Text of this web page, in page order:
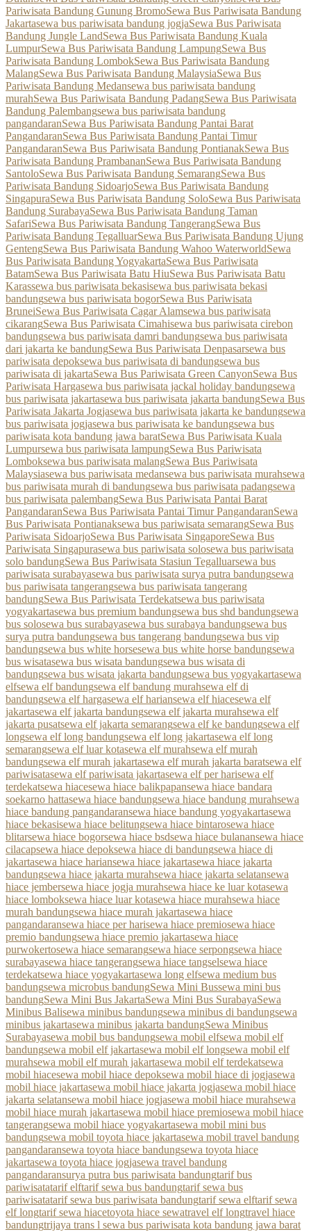
Pariwisata Bandung Gunung BromoSewa Bus Pariwisata Bandung
Jakartasewa bus pariwisata bandung jogjaSewa Bus Pariwisata
Bandung Jungle LandSewa Bus Pariwisata Bandung Kuala
LumpurSewa Bus Pariwisata Bandung LampungSewa Bus
Pariwisata Bandung LombokSewa Bus Pariwisata Bandung
MalangSewa Bus Pariwisata Bandung MalaysiaSewa Bus
Pariwisata Bandung Medansewa bus pariwisata bandung
murahSewa Bus Pariwisata Bandung PadangSewa Bus Pariwisata
Bandung Palembangsewa bus pariwisata bandung
pangandaranSewa Bus Pariwisata Bandung Pantai Barat
PangandaranSewa Bus Pariwisata Bandung Pantai Timur
PangandaranSewa Bus Pariwisata Bandung PontianakSewa Bus
Pariwisata Bandung PrambananSewa Bus Pariwisata Bandung
SantoloSewa Bus Pariwisata Bandung SemarangSewa Bus
Pariwisata Bandung SidoarjoSewa Bus Pariwisata Bandung
SingapuraSewa Bus Pariwisata Bandung SoloSewa Bus Pariwisata
Bandung SurabayaSewa Bus Pariwisata Bandung Taman
SafariSewa Bus Pariwisata Bandung TangerangSewa Bus
Pariwisata Bandung TegalluarSewa Bus Pariwisata Bandung Ujung
GentengSewa Bus Pariwisata Bandung Wahoo WaterworldSewa
Bus Pariwisata Bandung YogyakartaSewa Bus Pariwisata
BatamSewa Bus Pariwisata Batu HiuSewa Bus Pariwisata Batu
Karassewa bus pariwisata bekasisewa bus pariwisata bekasi
bandungsewa bus pariwisata bogorSewa Bus Pariwisata
BruneiSewa Bus Pariwisata Cagar Alamsewa bus pariwisata
cikarangSewa Bus Pariwisata Cimahisewa bus pariwisata cirebon
bandungsewa bus pariwisata damri bandungsewa bus pariwisata
dari jakarta ke bandungSewa Bus Pariwisata Denpasarsewa bus
pariwisata depoksewa bus pariwisata di bandungsewa bus
pariwisata di jakartaSewa Bus Pariwisata Green CanyonSewa Bus
Pariwisata Hargasewa bus pariwisata jackal holiday bandungsewa
bus pariwisata jakartasewa bus pariwisata jakarta bandungSewa Bus
Pariwisata Jakarta Jogjasewa bus pariwisata jakarta ke bandungsewa
bus pariwisata jogjasewa bus pariwisata ke bandungsewa bus
pariwisata kota bandung jawa baratSewa Bus Pariwisata Kuala
Lumpursewa bus pariwisata lampungSewa Bus Pariwisata
Lomboksewa bus pariwisata malangSewa Bus Pariwisata
Malaysiasewa bus pariwisata medansewa bus pariwisata murahsewa
bus pariwisata murah di bandungsewa bus pariwisata padangsewa
bus pariwisata palembangSewa Bus Pariwisata Pantai Barat
PangandaranSewa Bus Pariwisata Pantai Timur PangandaranSewa
Bus Pariwisata Pontianaksewa bus pariwisata semarangSewa Bus
Pariwisata SidoarjoSewa Bus Pariwisata SingaporeSewa Bus
Pariwisata Singapurasewa bus pariwisata solosewa bus pariwisata
solo bandungSewa Bus Pariwisata Stasiun Tegalluarsewa bus
pariwisata surabayasewa bus pariwisata surya putra bandungsewa
bus pariwisata tangerangsewa bus pariwisata tangerang
bandungSewa Bus Pariwisata Terdekatsewa bus pariwisata
yogyakartasewa bus premium bandungsewa bus shd bandungsewa
bus solosewa bus surabayasewa bus surabaya bandungsewa bus
surya putra bandungsewa bus tangerang bandungsewa bus vip
bandungsewa bus white horsesewa bus white horse bandungsewa
bus wisatasewa bus wisata bandungsewa bus wisata di
bandungsewa bus wisata jakarta bandungsewa bus yogyakartasewa
elfsewa elf bandungsewa elf bandung murahsewa elf di
bandungsewa elf hargasewa elf hariansewa elf hiacesewa elf
jakartasewa elf jakarta bandungsewa elf jakarta murahsewa elf
jakarta pusatsewa elf jakarta semarangsewa elf ke bandungsewa elf
longsewa elf long bandungsewa elf long jakartasewa elf long
semarangsewa elf luar kotasewa elf murahsewa elf murah
bandungsewa elf murah jakartasewa elf murah jakarta baratsewa elf
pariwisatasewa elf pariwisata jakartasewa elf per harisewa elf
terdekatsewa hiacesewa hiace balikpapansewa hiace bandara
soekarno hattasewa hiace bandungsewa hiace bandung murahsewa
hiace bandung pangandaransewa hiace bandung yogyakartasewa
hiace bekasisewa hiace belitungsewa hiace bintarosewa hiace
blitarsewa hiace bogorsewa hiace bsdsewa hiace bulanansewa hiace
cilacapsewa hiace depoksewa hiace di bandungsewa hiace di
jakartasewa hiace hariansewa hiace jakartasewa hiace jakarta
bandungsewa hiace jakarta murahsewa hiace jakarta selatansewa
hiace jembersewa hiace jogja murahsewa hiace ke luar kotasewa
hiace lomboksewa hiace luar kotasewa hiace murahsewa hiace
murah bandungsewa hiace murah jakartasewa hiace
pangandaransewa hiace per harisewa hiace premiosewa hiace
premio bandungsewa hiace premio jakartasewa hiace
purwokertosewa hiace semarangsewa hiace serpongsewa hiace
surabayasewa hiace tangerangsewa hiace tangselsewa hiace
terdekatsewa hiace yogyakartasewa long elfsewa medium bus
bandungsewa microbus bandungSewa Mini Bussewa mini bus
bandungSewa Mini Bus JakartaSewa Mini Bus SurabayaSewa
Minibus Balisewa minibus bandungsewa minibus di bandungsewa
minibus jakartasewa minibus jakarta bandungSewa Minibus
Surabayasewa mobil bus bandungsewa mobil elfsewa mobil elf
bandungsewa mobil elf jakartasewa mobil elf longsewa mobil elf
murahsewa mobil elf murah jakartasewa mobil elf terdekatsewa
mobil hiacesewa mobil hiace depoksewa mobil hiace di jogjasewa
mobil hiace jakartasewa mobil hiace jakarta jogjasewa mobil hiace
jakarta selatansewa mobil hiace jogjasewa mobil hiace murahsewa
mobil hiace murah jakartasewa mobil hiace premiosewa mobil hiace
tangerangsewa mobil hiace yogyakartasewa mobil mini bus
bandungsewa mobil toyota hiace jakartasewa mobil travel bandung
pangandaransewa toyota hiace bandungsewa toyota hiace
jakartasewa toyota hiace jogjasewa travel bandung
pangandaransurya putra bus pariwisata bandungtarif bus
pariwisatatarif elftarif sewa bus bandungtarif sewa bus
pariwisatatarif sewa bus pariwisata bandungtarif sewa elftarif sewa
elf longtarif sewa hiacetoyota hiace sewatravel elf longtravel hiace
bandungtrijaya trans l sewa bus pariwisata kota bandung jawa barat